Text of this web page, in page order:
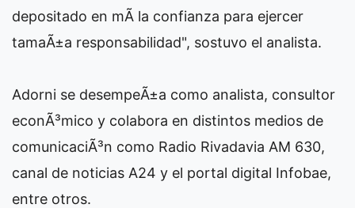
depositado en mÃ­ la confianza para ejercer
tamaÃ±a responsabilidad", sostuvo el analista.
Adorni se desempeÃ±a como analista, consultor
econÃ³mico y colabora en distintos medios de
comunicaciÃ³n como Radio Rivadavia AM 630,
canal de noticias A24 y el portal digital Infobae,
entre otros.